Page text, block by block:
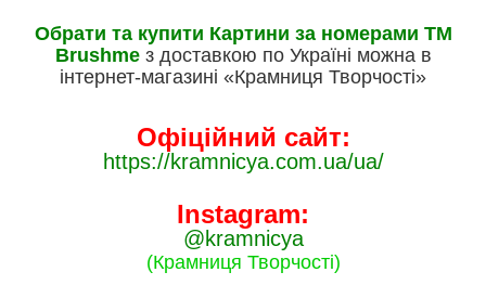
Обрати та купити Картини за номерами ТМ
Brushmeз доставкою по Україні можна в
інтернет-магазині «Крамниця Творчості»
Офіційний сайт:
https://kramnicya.com.ua/ua/
Instagram:
@kramnicya
(Крамниця Творчості)